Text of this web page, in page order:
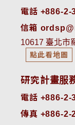
電話 +886-2-
信箱
10617 臺北市
點此看地圖
研究計畫服
電話 +886-2-
傳真 +886-2-